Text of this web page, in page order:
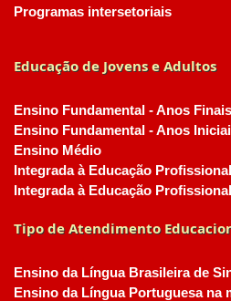
Programas intersetoriais
Educação de Jovens e Adultos
Ensino Fundamental - Anos Finais
Ensino Fundamental - Anos
Ensino Médio
Integrada à Educação
Integrada à Educação
Tipo de Atendimento
Ensino da Língua Brasileira de
Ensino da Língua Portuguesa na